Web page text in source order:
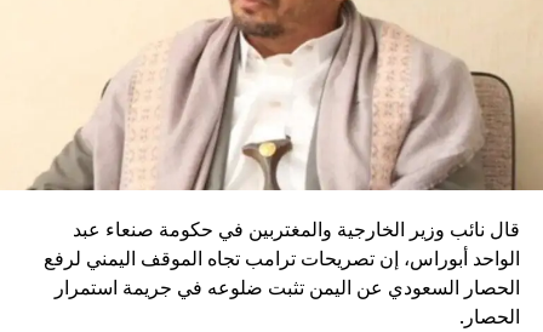
قال نائب وزير الخارجية والمغتربين في حكومة صنعاء عبد
الواحد أبوراس، إن تصريحات ترامب تجاه الموقف اليمني لرفع
الحصار السعودي عن اليمن تثبت ضلوعه في جريمة استمرار
الحصار.